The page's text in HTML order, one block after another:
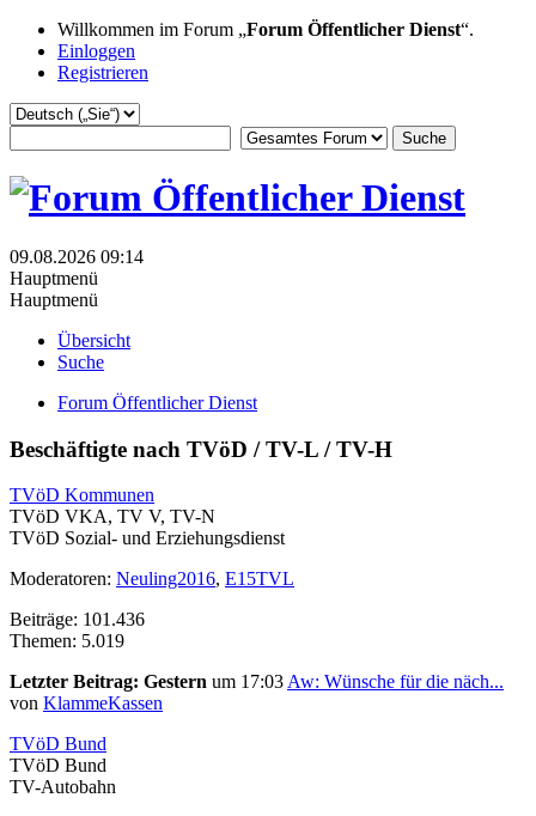
Willkommen im Forum „Forum Öffentlicher Dienst“.
Einloggen
Registrieren
09.08.2026 09:14
Hauptmenü
Hauptmenü
Übersicht
Suche
Forum Öffentlicher Dienst
Beschäftigte nach TVöD / TV-L / TV-H
TVöD Kommunen
TVöD VKA, TV V, TV-N
TVöD Sozial- und Erziehungsdienst
Moderatoren: Neuling2016, E15TVL
Beiträge: 101.436
Themen: 5.019
Letzter Beitrag: Gestern um 17:03 Aw: Wünsche für die näch...
von KlammeKassen
TVöD Bund
TVöD Bund
TV-Autobahn